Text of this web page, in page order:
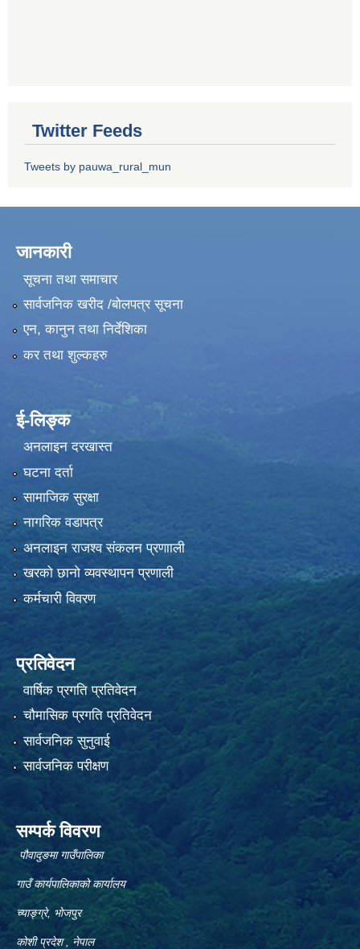
Twitter Feeds
Tweets by pauwa_rural_mun
जानकारी
सूचना तथा समाचार
सार्वजनिक खरीद /बोलपत्र सूचना
एन, कानुन तथा निर्देशिका
कर तथा शुल्कहरु
ई-लिङ्क
अनलाइन दरखास्त
घटना दर्ता
सामाजिक सुरक्षा
नागरिक वडापत्र
अनलाइन राजश्व संकलन प्रणााली
खरको छानो व्यवस्थापन प्रणाली
कर्मचारी विवरण
प्रतिवेदन
वार्षिक प्रगति प्रतिवेदन
चौमासिक प्रगति प्रतिवेदन
सार्वजनिक सुनुवाई
सार्वजनिक परीक्षण
सम्पर्क विवरण
पौवादुङमा गाउँपालिका
गाउँ कार्यपालिकाको कार्यालय
च्याङ्ग्रे, भोजपुर
कोशी प्रदेश , नेपाल